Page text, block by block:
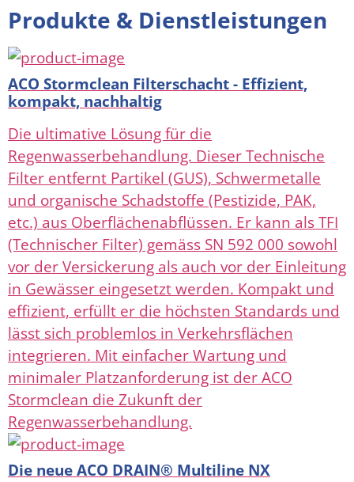
Produkte & Dienstleistungen
ACO Stormclean Filterschacht - Effizient,
kompakt, nachhaltig
Die ultimative Lösung für die
Regenwasserbehandlung. Dieser Technische
Filter entfernt Partikel (GUS), Schwermetalle
und organische Schadstoffe (Pestizide, PAK,
etc.) aus Oberflächenabflüssen. Er kann als TFI
(Technischer Filter) gemäss SN 592 000 sowohl
vor der Versickerung als auch vor der Einleitung
in Gewässer eingesetzt werden. Kompakt und
effizient, erfüllt er die höchsten Standards und
lässt sich problemlos in Verkehrsflächen
integrieren. Mit einfacher Wartung und
minimaler Platzanforderung ist der ACO
Stormclean die Zukunft der
Regenwasserbehandlung.
Die neue ACO DRAIN® Multiline NX